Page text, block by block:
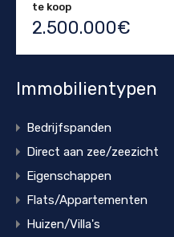
te koop
2.500.000€
Immobilientypen
Bedrijfspanden
Direct aan zee/zeezicht
Eigenschappen
Flats/Appartementen
Huizen/Villa's